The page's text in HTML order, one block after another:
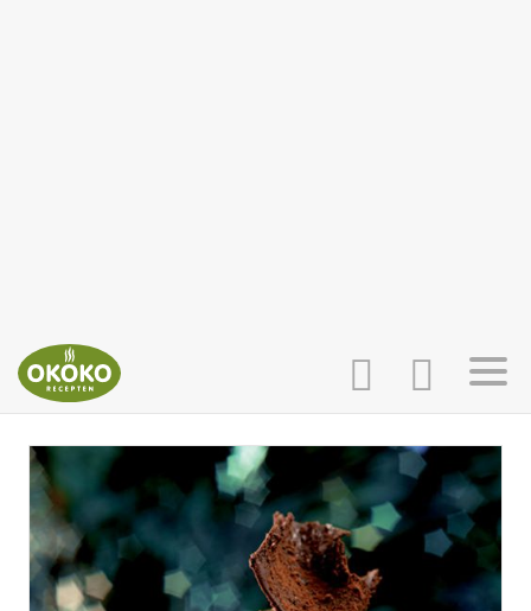
INLOGGEN
AANMELDEN
HOME
RECEPTEN